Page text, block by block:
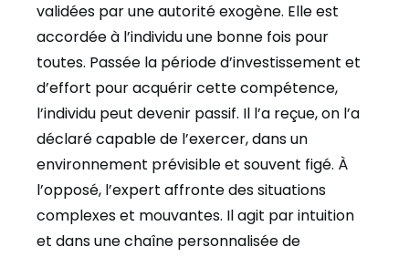
validées par une autorité exogène. Elle est
accordée à l’individu une bonne fois pour
toutes. Passée la période d’investissement et
d’effort pour acquérir cette compétence,
l’individu peut devenir passif. Il l’a reçue, on l’a
déclaré capable de l’exercer, dans un
environnement prévisible et souvent figé. À
l’opposé, l’expert affronte des situations
complexes et mouvantes. Il agit par intuition
et dans une chaîne personnalisée de